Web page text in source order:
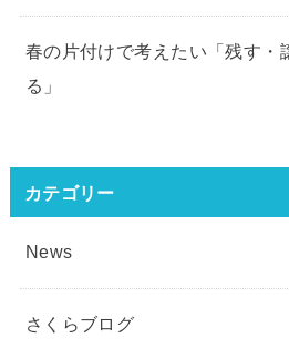
春の片付けで考えたい「残す・
る」
カテゴリー
News
さくらブログ